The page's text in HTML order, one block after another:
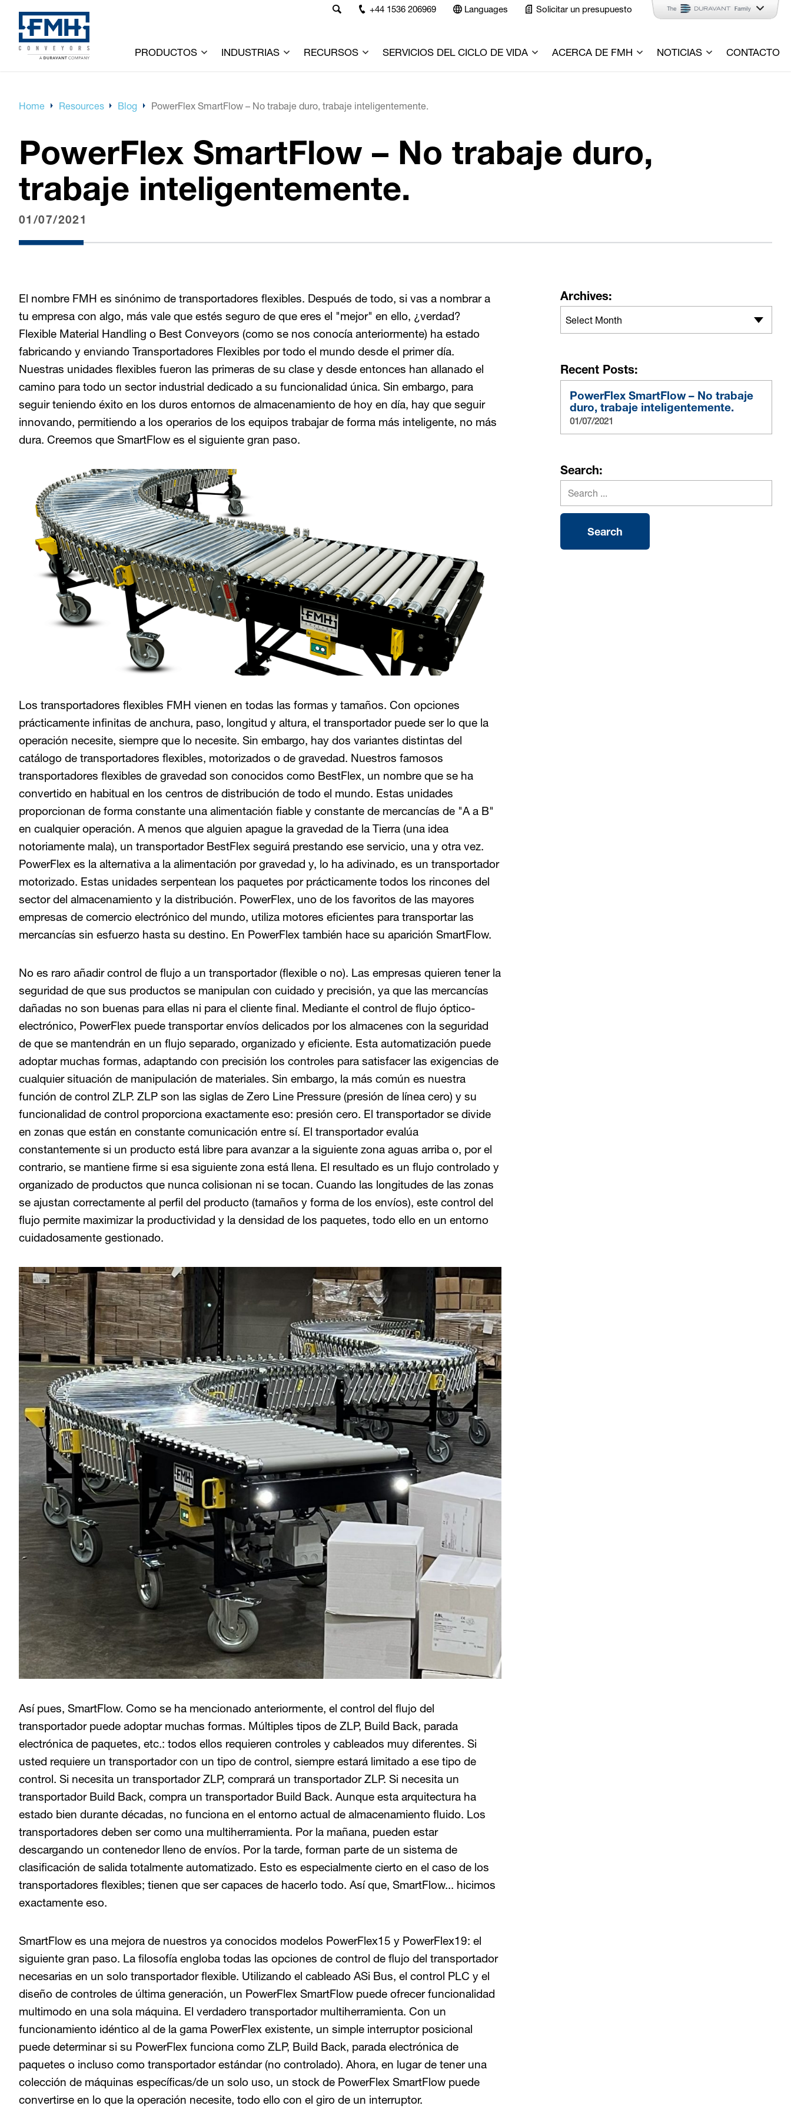
+44 1536 206969 Languages Solicitar un presupuesto
PRODUCTOS INDUSTRIAS RECURSOS SERVICIOS DEL CICLO DE VIDA ACERCA DE FMH NOTICIAS CONTACTO
Home Resources Blog PowerFlex SmartFlow – No trabaje duro, trabaje inteligentemente.
PowerFlex SmartFlow – No trabaje duro,
trabaje inteligentemente.
01/07/2021
El nombre FMH es sinónimo de transportadores flexibles. Después de todo, si vas a nombrar a
tu empresa con algo, más vale que estés seguro de que eres el "mejor" en ello, ¿verdad?
Flexible Material Handling o Best Conveyors (como se nos conocía anteriormente) ha estado
fabricando y enviando Transportadores Flexibles por todo el mundo desde el primer día.
Nuestras unidades flexibles fueron las primeras de su clase y desde entonces han allanado el
camino para todo un sector industrial dedicado a su funcionalidad única. Sin embargo, para
seguir teniendo éxito en los duros entornos de almacenamiento de hoy en día, hay que seguir
innovando, permitiendo a los operarios de los equipos trabajar de forma más inteligente, no más
dura. Creemos que SmartFlow es el siguiente gran paso.
Los transportadores flexibles FMH vienen en todas las formas y tamaños. Con opciones
prácticamente infinitas de anchura, paso, longitud y altura, el transportador puede ser lo que la
operación necesite, siempre que lo necesite. Sin embargo, hay dos variantes distintas del
catálogo de transportadores flexibles, motorizados o de gravedad. Nuestros famosos
transportadores flexibles de gravedad son conocidos como BestFlex, un nombre que se ha
convertido en habitual en los centros de distribución de todo el mundo. Estas unidades
proporcionan de forma constante una alimentación fiable y constante de mercancías de "A a B"
en cualquier operación. A menos que alguien apague la gravedad de la Tierra (una idea
notoriamente mala), un transportador BestFlex seguirá prestando ese servicio, una y otra vez.
PowerFlex es la alternativa a la alimentación por gravedad y, lo ha adivinado, es un transportador
motorizado. Estas unidades serpentean los paquetes por prácticamente todos los rincones del
sector del almacenamiento y la distribución. PowerFlex, uno de los favoritos de las mayores
empresas de comercio electrónico del mundo, utiliza motores eficientes para transportar las
mercancías sin esfuerzo hasta su destino. En PowerFlex también hace su aparición SmartFlow.
No es raro añadir control de flujo a un transportador (flexible o no). Las empresas quieren tener la
seguridad de que sus productos se manipulan con cuidado y precisión, ya que las mercancías
dañadas no son buenas para ellas ni para el cliente final. Mediante el control de flujo óptico-
electrónico, PowerFlex puede transportar envíos delicados por los almacenes con la seguridad
de que se mantendrán en un flujo separado, organizado y eficiente. Esta automatización puede
adoptar muchas formas, adaptando con precisión los controles para satisfacer las exigencias de
cualquier situación de manipulación de materiales. Sin embargo, la más común es nuestra
función de control ZLP. ZLP son las siglas de Zero Line Pressure (presión de línea cero) y su
funcionalidad de control proporciona exactamente eso: presión cero. El transportador se divide
en zonas que están en constante comunicación entre sí. El transportador evalúa
constantemente si un producto está libre para avanzar a la siguiente zona aguas arriba o, por el
contrario, se mantiene firme si esa siguiente zona está llena. El resultado es un flujo controlado y
organizado de productos que nunca colisionan ni se tocan. Cuando las longitudes de las zonas
se ajustan correctamente al perfil del producto (tamaños y forma de los envíos), este control del
flujo permite maximizar la productividad y la densidad de los paquetes, todo ello en un entorno
cuidadosamente gestionado.
Así pues, SmartFlow. Como se ha mencionado anteriormente, el control del flujo del
transportador puede adoptar muchas formas. Múltiples tipos de ZLP, Build Back, parada
electrónica de paquetes, etc.: todos ellos requieren controles y cableados muy diferentes. Si
usted requiere un transportador con un tipo de control, siempre estará limitado a ese tipo de
control. Si necesita un transportador ZLP, comprará un transportador ZLP. Si necesita un
transportador Build Back, compra un transportador Build Back. Aunque esta arquitectura ha
estado bien durante décadas, no funciona en el entorno actual de almacenamiento fluido. Los
transportadores deben ser como una multiherramienta. Por la mañana, pueden estar
descargando un contenedor lleno de envíos. Por la tarde, forman parte de un sistema de
clasificación de salida totalmente automatizado. Esto es especialmente cierto en el caso de los
transportadores flexibles; tienen que ser capaces de hacerlo todo. Así que, SmartFlow... hicimos
exactamente eso.
SmartFlow es una mejora de nuestros ya conocidos modelos PowerFlex15 y PowerFlex19: el
siguiente gran paso. La filosofía engloba todas las opciones de control de flujo del transportador
necesarias en un solo transportador flexible. Utilizando el cableado ASi Bus, el control PLC y el
diseño de controles de última generación, un PowerFlex SmartFlow puede ofrecer funcionalidad
multimodo en una sola máquina. El verdadero transportador multiherramienta. Con un
funcionamiento idéntico al de la gama PowerFlex existente, un simple interruptor posicional
puede determinar si su PowerFlex funciona como ZLP, Build Back, parada electrónica de
paquetes o incluso como transportador estándar (no controlado). Ahora, en lugar de tener una
colección de máquinas específicas/de un solo uso, un stock de PowerFlex SmartFlow puede
convertirse en lo que la operación necesite, todo ello con el giro de un interruptor.
Archives:
Select Month
Recent Posts:
PowerFlex SmartFlow – No trabaje
duro, trabaje inteligentemente.
01/07/2021
Search: